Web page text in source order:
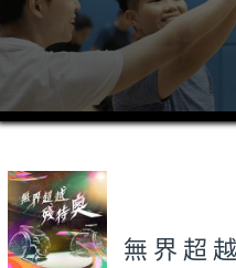
0
seconds
minutes,
6
seconds
無界超